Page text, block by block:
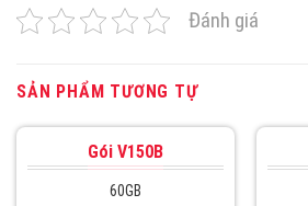
Đánh giá
SẢN PHẨM TƯƠNG TỰ
Gói V150B
60GB